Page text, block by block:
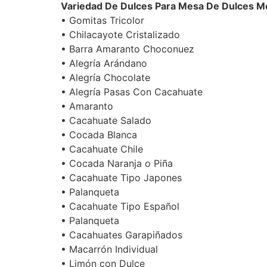
Variedad De Dulces Para Mesa De Dulces
• Gomitas Tricolor
• Chilacayote Cristalizado
• Barra Amaranto Choconuez
• Alegría Arándano
• Alegría Chocolate
• Alegría Pasas Con Cacahuate
• Amaranto
• Cacahuate Salado
• Cocada Blanca
• Cacahuate Chile
• Cocada Naranja o Piña
• Cacahuate Tipo Japones
• Palanqueta
• Cacahuate Tipo Español
• Palanqueta
• Cacahuates Garapiñados
• Macarrón Individual
• Limón con Dulce